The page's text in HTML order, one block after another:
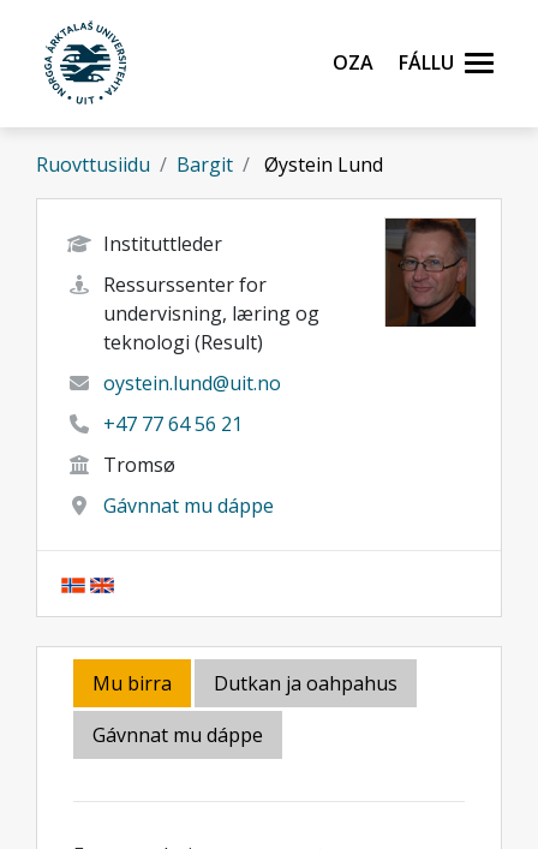
Gå til hovedinnhold
Oza
Fállu
Ruovttusiidu Bargit Øystein Lund
Instituttleder
Ressurssenter for
undervisning, læring og
teknologi (Result)
oystein.lund@uit.no
+47 77 64 56 21
Tromsø
Gávnnat mu dáppe
Mu birra
Dutkan ja oahpahus
Gávnnat mu dáppe